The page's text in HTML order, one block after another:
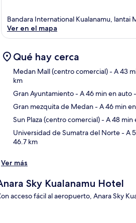
Bandara International Kualanamu, lantai
Ver en el mapa
Qué hay cerca
Medan Mall (centro comercial)- A 43
km
Gran Ayuntamiento- A 46 min en auto
Gran mezquita de Medan- A 46 min
Sun Plaza (centro comercial)- A 48 min
Universidad de Sumatra del Norte- A
46.7 km
Ver más
Sky Kualanamu Hotel
acceso fácil al aeropuerto, Anara Sky